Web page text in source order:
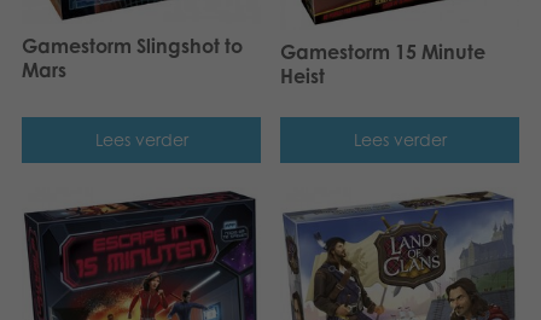
Gamestorm Slingshot to
Mars
Lees verder
Gamestorm 15 Minute
Heist
Lees verder